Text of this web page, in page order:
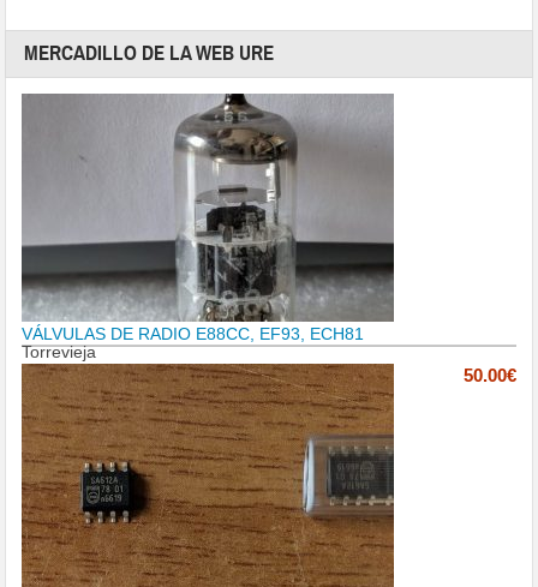
MERCADILLO DE LA WEB URE
VÁLVULAS DE RADIO E88CC, EF93, ECH81
Torrevieja
50.00€